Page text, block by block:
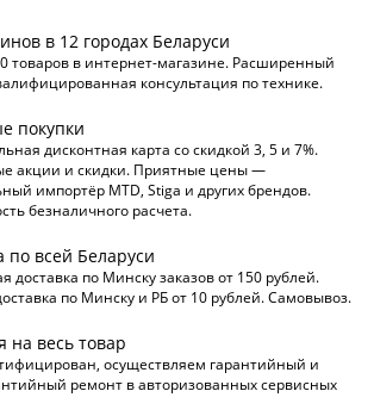
в 12 городах Беларуси
товаров в интернет-магазине. Расширенный
консультация по технике.
покупки
дисконтная карта со скидкой 3, 5 и 7%.
акции и скидки. Приятные цены —
импортёр MTD, Stiga и других брендов.
безналичного расчета.
по всей Беларуси
доставка по Минску заказов от 150 рублей.
по Минску и РБ от 10 рублей. Самовывоз.
на весь товар
осуществляем гарантийный и
ремонт в авторизованных сервисных